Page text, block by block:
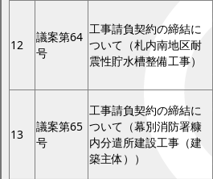
12
議案第64
号
工事請負契約の締結に
ついて（札内南地区耐
震性貯水槽整備工事）
13
議案第65
号
工事請負契約の締結に
ついて（幕別消防署糠
内分遣所建設工事（建
築主体））